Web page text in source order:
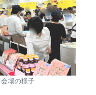
場の様子